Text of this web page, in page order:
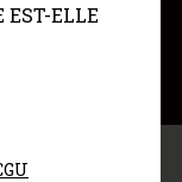
EST-ELLE